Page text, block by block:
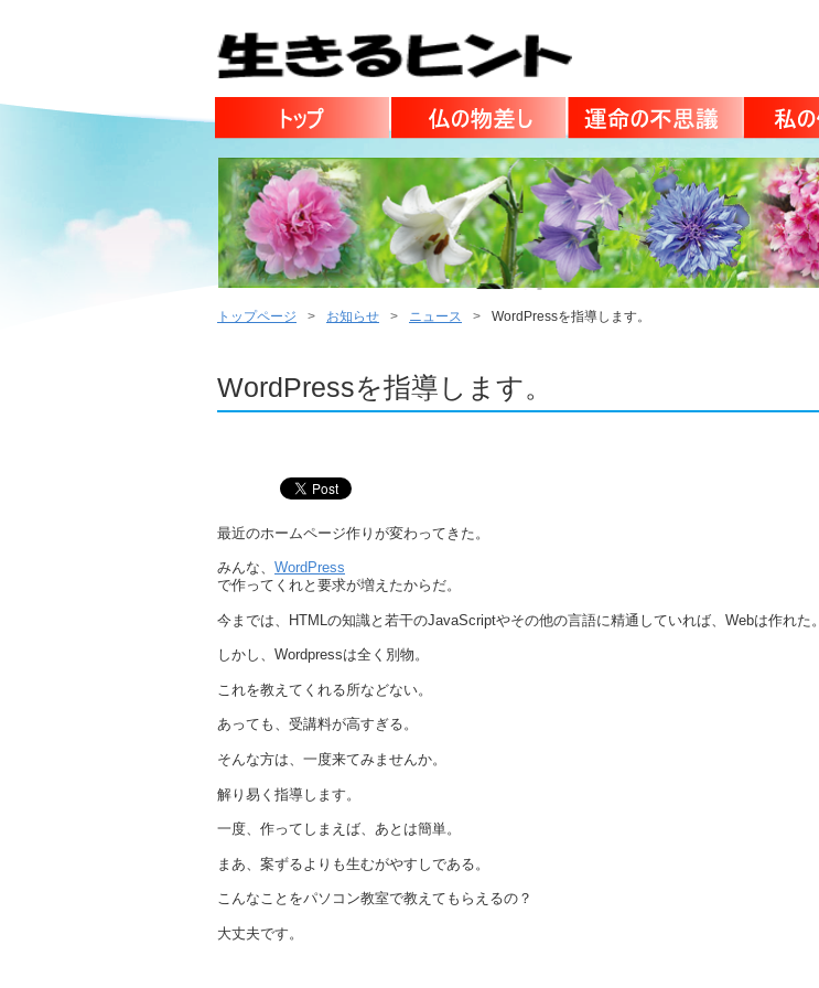
トップページ お知らせ ニュース WordPressを指導します。
WordPressを指導します。
最近のホームページ作りが変わってきた。
みんな、 WordPress
で作ってくれと要求が増えたからだ。
今までは、HTMLの知識と若干のJavaScriptやその他の言語に精通していれば、Webは作れた。
しかし、Wordpressは全く別物。
これを教えてくれる所などない。
あっても、受講料が高すぎる。
そんな方は、一度来てみませんか。
解り易く指導します。
一度、作ってしまえば、あとは簡単。
まあ、案ずるよりも生むがやすしである。
こんなことをパソコン教室で教えてもらえるの？
大丈夫です。